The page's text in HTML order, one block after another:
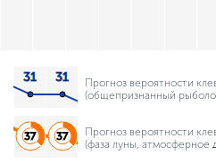
Прогноз вероятности
(общепризнанный
Прогноз вероятности
(фаза луны, атмосферное